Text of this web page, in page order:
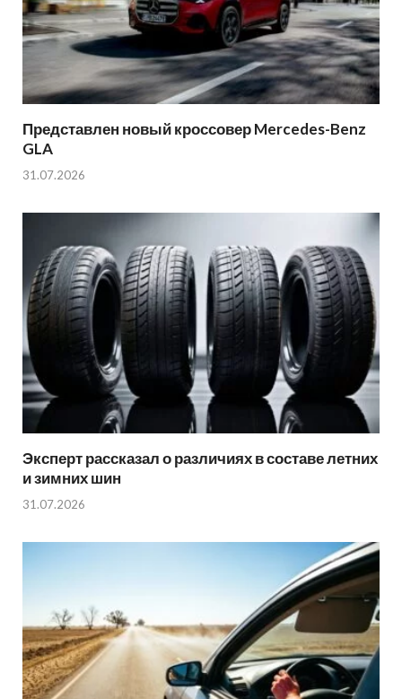
Представлен новый кроссовер Mercedes-Benz
GLA
31.07.2026
Эксперт рассказал о различиях в составе летних
и зимних шин
31.07.2026